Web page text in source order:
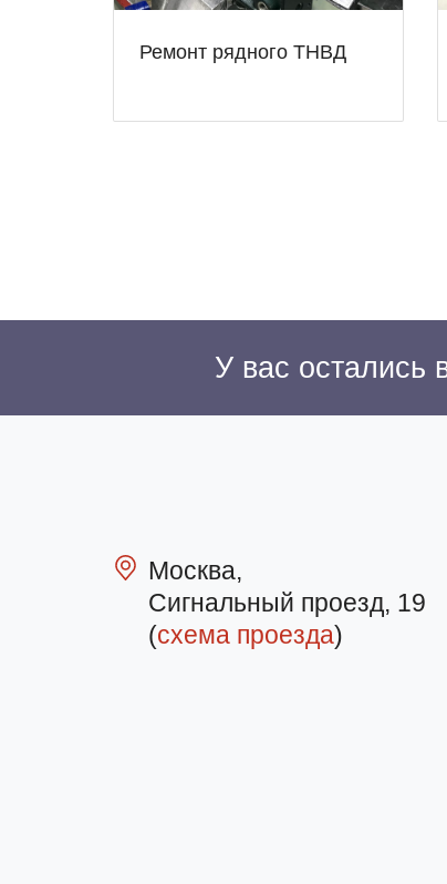
Ремонт рядного ТНВД
У вас остались
Москва,
Сигнальный проезд, 19
(схема проезда)